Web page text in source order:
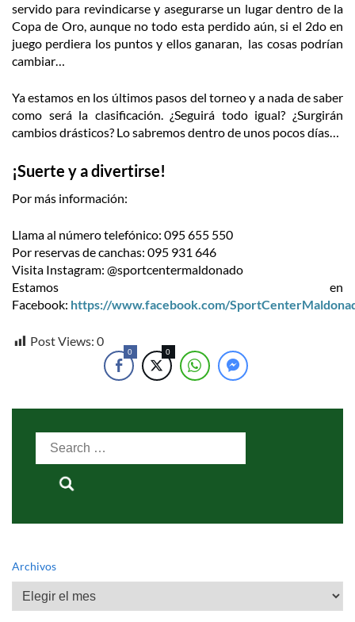
servido para revindicarse y asegurarse un lugar dentro de la
Copa de Oro, aunque no todo esta perdido aún, si el 2do en
juego perdiera los puntos y ellos ganaran, las cosas podrían
cambiar…
Ya estamos en los últimos pasos del torneo y a nada de saber
como será la clasificación. ¿Seguirá todo igual? ¿Surgirán
cambios drásticos? Lo sabremos dentro de unos pocos días…
¡Suerte y a divertirse!
Por más información:
Llama al número telefónico: 095 655 550
Por reservas de canchas: 095 931 646
Visita Instagram: @sportcentermaldonado
Estamos en
Facebook: https://www.facebook.com/
Post Views: 0
0 0
Search
Archivos
Archivos